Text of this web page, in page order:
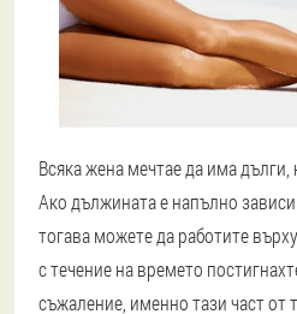
Всяка жена мечтае да има дълги,
Ако дължината е напълно
тогава можете да работите
с течение на времето
съжаление, именно тази част от